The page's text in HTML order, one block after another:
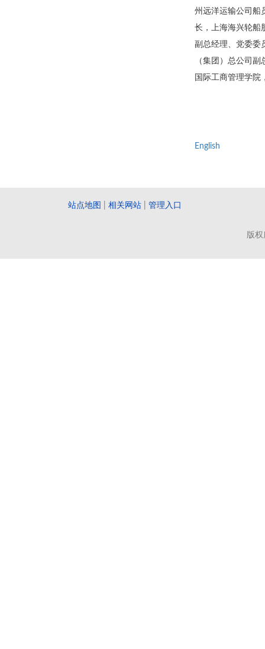
州远洋运输公司船
长，上海海兴轮船
副总经理、党委委
（集团）总公司
国际工商管理学院
English
站点地图 相关网站 管理入口
版